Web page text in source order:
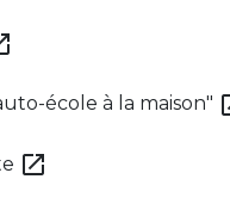
école à la maison"
open_in_new